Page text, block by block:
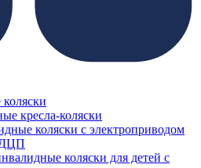
кресла-коляски
коляски с электроприводом
ДЦП
коляски для детей с